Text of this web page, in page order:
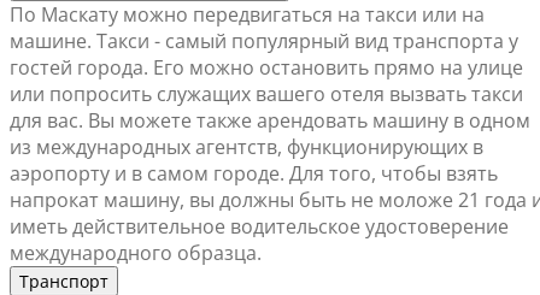
По Маскату можно передвигаться на такси или на
машине. Такси - самый популярный вид транспорта у
гостей города. Его можно остановить прямо на улице
или попросить служащих вашего отеля вызвать такси
для вас. Вы можете также арендовать машину в одном
из международных агентств, функционирующих в
аэропорту и в самом городе. Для того, чтобы взять
напрокат машину, вы должны быть не моложе 21 года
иметь действительное водительское удостоверение
международного образца.
Транспорт